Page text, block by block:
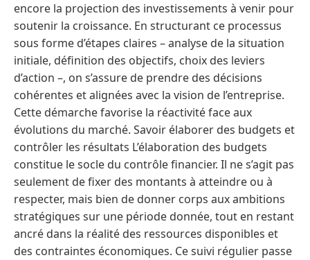
encore la projection des investissements à venir pour
soutenir la croissance. En structurant ce processus
sous forme d’étapes claires – analyse de la situation
initiale, définition des objectifs, choix des leviers
d’action –, on s’assure de prendre des décisions
cohérentes et alignées avec la vision de l’entreprise.
Cette démarche favorise la réactivité face aux
évolutions du marché. Savoir élaborer des budgets et
contrôler les résultats L’élaboration des budgets
constitue le socle du contrôle financier. Il ne s’agit pas
seulement de fixer des montants à atteindre ou à
respecter, mais bien de donner corps aux ambitions
stratégiques sur une période donnée, tout en restant
ancré dans la réalité des ressources disponibles et
des contraintes économiques. Ce suivi régulier passe